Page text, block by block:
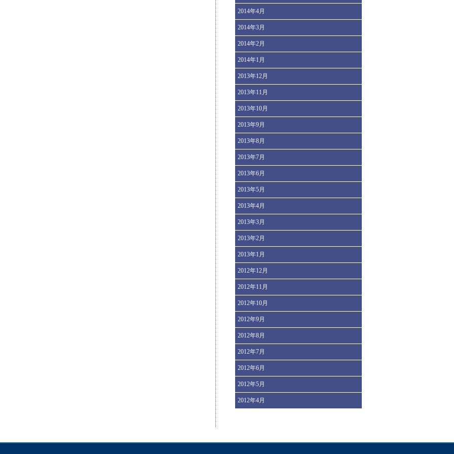
2014年4月
2014年3月
2014年2月
2014年1月
2013年12月
2013年11月
2013年10月
2013年9月
2013年8月
2013年7月
2013年6月
2013年5月
2013年4月
2013年3月
2013年2月
2013年1月
2012年12月
2012年11月
2012年10月
2012年9月
2012年8月
2012年7月
2012年6月
2012年5月
2012年4月